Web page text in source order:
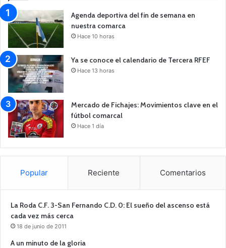
Agenda deportiva del fin de semana en
nuestra comarca
Hace 10 horas
Ya se conoce el calendario de Tercera RFEF
Hace 13 horas
Mercado de Fichajes: Movimientos clave en el
fútbol comarcal
Hace 1 día
Popular Reciente Comentarios
La Roda C.F. 3-San Fernando C.D. 0: El sueño del ascenso está
cada vez más cerca
18 de junio de 2011
A un minuto de la gloria